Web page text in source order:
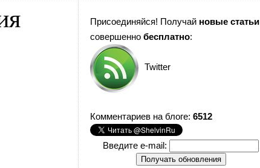
Присоединяйся! Получай новые статьи
совершенно бесплатно:
Twitter
Комментариев на блоге: 6512
Введите e-mail: